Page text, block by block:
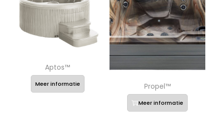
Aptos™
Meer informatie Propel™
Meer informatie